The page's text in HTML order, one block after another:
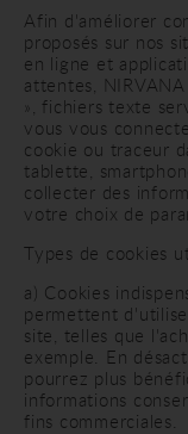
Afin d'améliorer
proposés sur nos
en ligne et
attentes,
», fichiers texte
vous vous
cookie ou traceur
tablette,
collecter des
votre choix de
Types de cookies
a) Cookies
permettent
site, telles que
exemple. En
pourrez plus
informations
fins commerciales.